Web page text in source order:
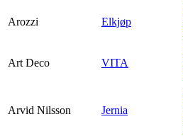
Arozzi Elkjøp
Art Deco VITA
Arvid Nilsson Jernia